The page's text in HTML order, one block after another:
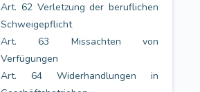
Art. 62 Verletzung der beruflichen
Schweigepflicht
Art. 63 Missachten von
Verfügungen
Art. 64 Widerhandlungen in